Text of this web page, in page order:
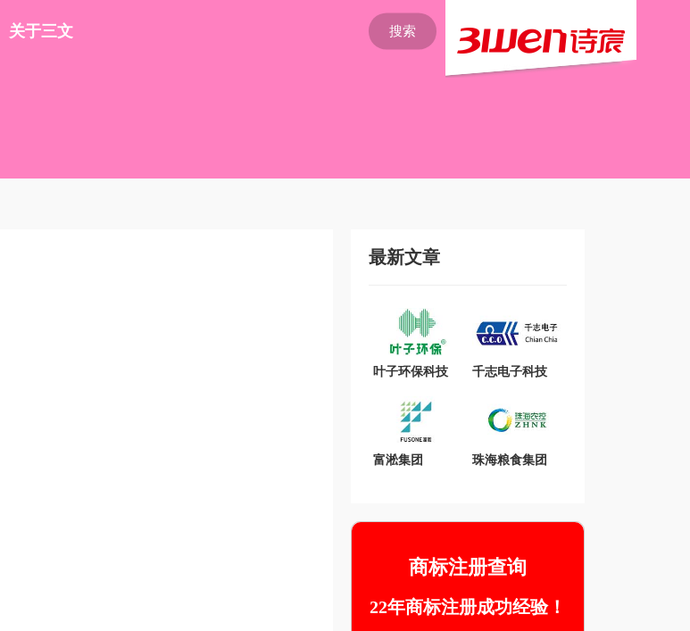
关于三文 搜索
最新文章
叶子环保科技 千志电子科技
富淞集团 珠海粮食集团
商标注册查询
22年商标注册成功经验！